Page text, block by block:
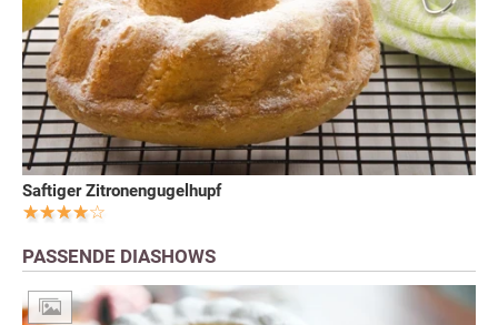
Saftiger Zitronengugelhupf
PASSENDE DIASHOWS